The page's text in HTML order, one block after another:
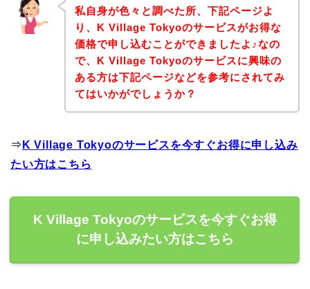
私自身が色々と調べた所、下記ページよ
り、K Village Tokyoのサービスがお得な
価格で申し込むことができましたよ♪なの
で、K Village Tokyoのサービスに興味の
ある方は下記ページなどを参考にされてみ
てはいかがでしょうか？
⇒ K Village Tokyoのサービスを今すぐお得に申し込み
たい方はこちら
K Village Tokyoのサービスを今すぐお得
に申し込みたい方はこちら